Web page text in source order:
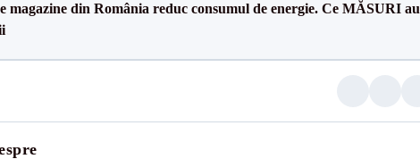
magazine din România reduc consumul de energie. Ce MĂSURI au